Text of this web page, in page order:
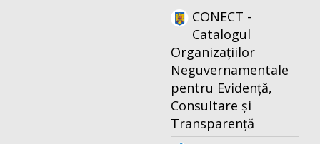
CONECT -
Catalogul
Organizațiilor
Neguvernamentale
pentru Evidență,
Consultare și
Transparență